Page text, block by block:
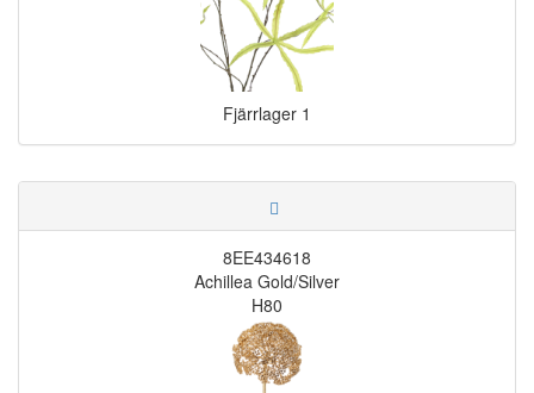
Fjärrlager 1
8EE434618
Achillea Gold/Silver
H80